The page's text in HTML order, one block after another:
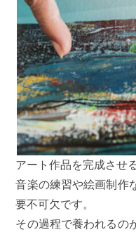
アート作品を完成させ
音楽の練習や絵画制作
要不可欠です。
その過程で養われるの